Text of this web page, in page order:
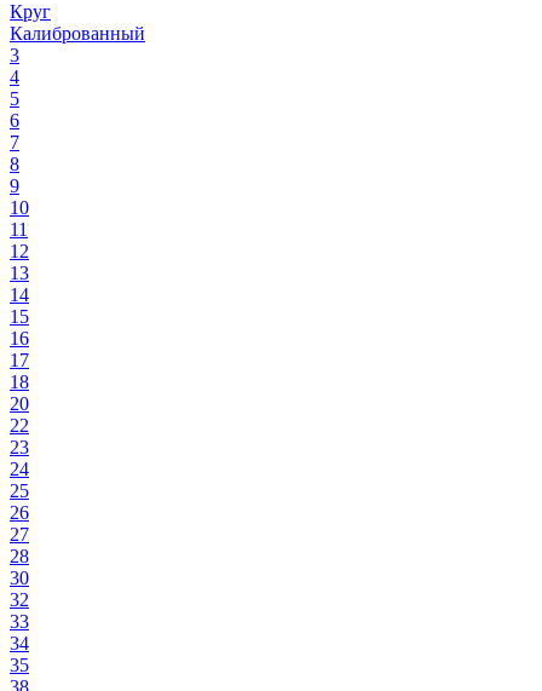
Круг
Калиброванный
3
4
5
6
7
8
9
10
11
12
13
14
15
16
17
18
20
22
23
24
25
26
27
28
30
32
33
34
35
38